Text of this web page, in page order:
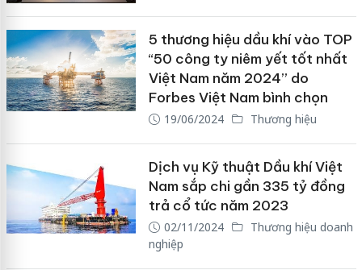
5 thương hiệu dầu khí vào TOP
“50 công ty niêm yết tốt nhất
Việt Nam năm 2024” do
Forbes Việt Nam bình chọn
19/06/2024 Thương hiệu
Dịch vụ Kỹ thuật Dầu khí Việt
Nam sắp chi gần 335 tỷ đồng
trả cổ tức năm 2023
02/11/2024
Thương hiệu doanh
nghiệp